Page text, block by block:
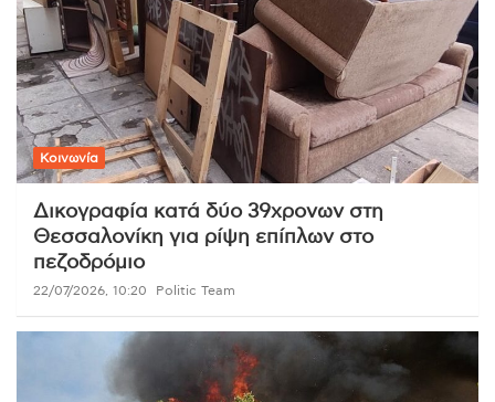
Κοινωνία
Δικογραφία κατά δύο 39χρονων στη
Θεσσαλονίκη για ρίψη επίπλων στο
πεζοδρόμιο
22/07/2026, 10:20 Politic Team